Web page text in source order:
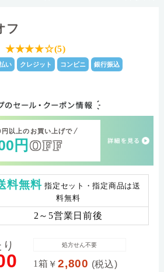
(+)0.00（0.25Dstep),(-)0.25D～
0.25step)
フ
★★★★☆(5)
い クレジット コンビニ 銀行振込
以上のお買い上げで
円 OFF
料無料 指定セット・指定商品は送
料無料
2～5営業日前後
1箱 ￥2,800 (税込)
処方せん不要